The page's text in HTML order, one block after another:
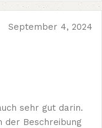
September 4, 2024
sehr gut darin.
der Beschreibung